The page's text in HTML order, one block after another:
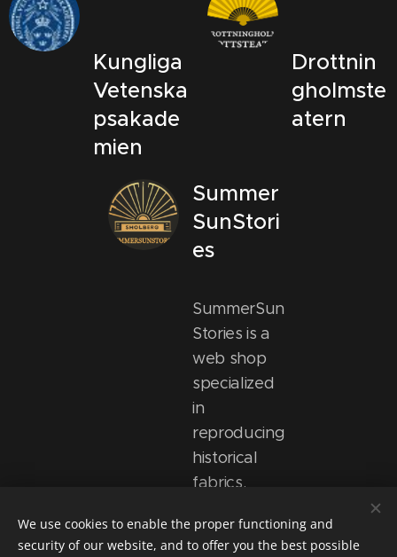
Kungliga
Vetenska
psakade
mien
Drottnin
gholmste
atern
Summer
SunStori
es
SummerSun
Stories is a
web shop
specialized
in
reproducing
historical
fabrics.
We use cookies to enable the proper functioning and
security of our website, and to offer you the best possible